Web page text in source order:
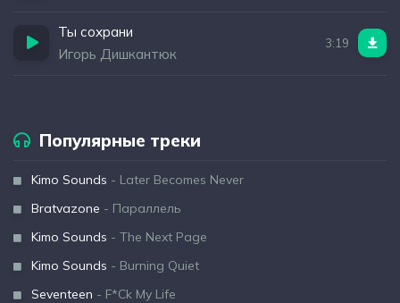
Ты сохрани
Игорь Дишкантюк
3:19
Популярные треки
Kimo Sounds - Later Becomes Never
Bratvazone - Параллель
Kimo Sounds - The Next Page
Kimo Sounds - Burning Quiet
Seventeen - F*Ck My Life